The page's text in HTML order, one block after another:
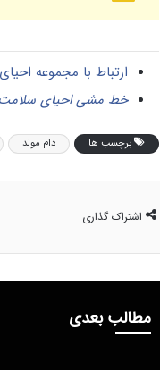
ارتباط با مجموعه
خط مشی احیای سلامت
برچسب ها دام مولد
اشتراک گذاری
مطالب بعدی